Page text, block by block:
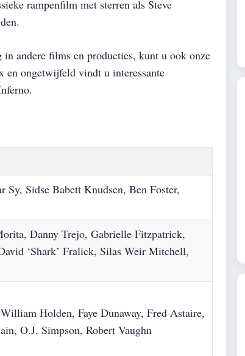
rampenfilm met sterren als Steve
andere films en producties, kunt u ook onze
en ongetwijfeld vindt u interessante
Sy, Sidse Babett Knudsen, Ben Foster,
Danny Trejo, Gabrielle Fitzpatrick,
‘Shark’ Fralick, Silas Weir Mitchell,
Holden, Faye Dunaway, Fred Astaire,
O.J. Simpson, Robert Vaughn